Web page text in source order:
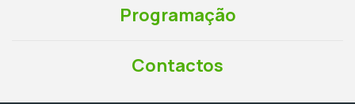
Programação
Contactos